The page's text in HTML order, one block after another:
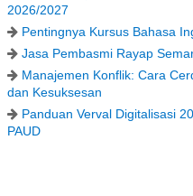
2026/2027
Pentingnya Kursus Bahasa
Jasa Pembasmi Rayap
Manajemen Konflik: Cara
dan Kesuksesan
Panduan Verval Digitalisasi
PAUD